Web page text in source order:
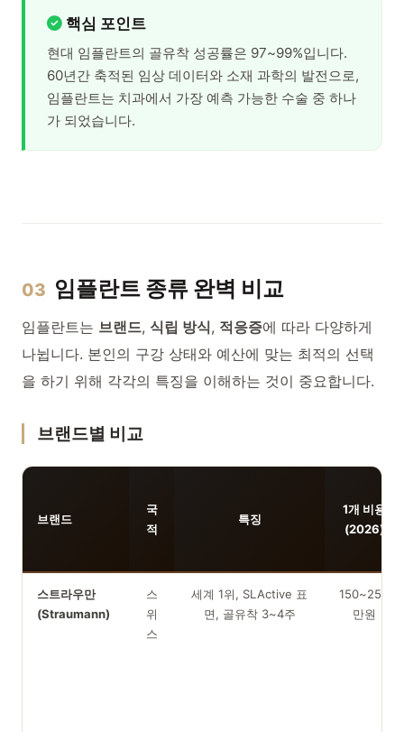
핵심 포인트
현대 임플란트의 골유착 성공률은 97~99%입니다.
60년간 축적된 임상 데이터와 소재 과학의 발전으로,
임플란트는 치과에서 가장 예측 가능한 수술 중 하나
가 되었습니다.
03 임플란트 종류 완벽 비교
임플란트는 브랜드, 식립 방식, 적응증에 따라 다양하게
나뉩니다. 본인의 구강 상태와 예산에 맞는 최적의 선택
을 하기 위해 각각의 특징을 이해하는 것이 중요합니다.
브랜드별 비교
브랜드
국
적
특징
1개 비용
(2026)
스트라우만
(Straumann)
스
위
스
세계 1위, SLActive 표
면, 골유착 3~4주
150~250
만원